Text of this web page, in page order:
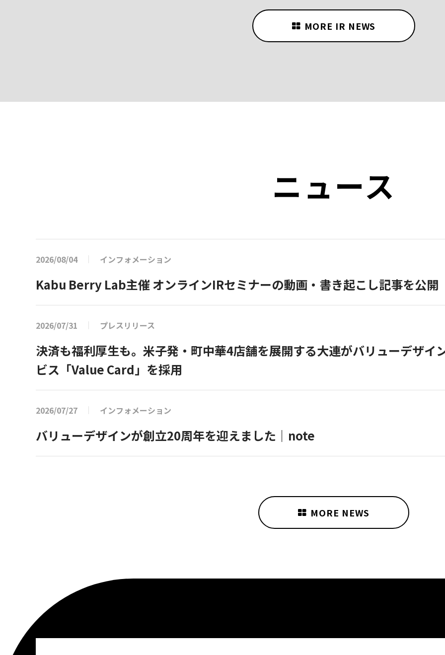
MORE IR NEWS
ニュース
2026/08/04 インフォメーション
Kabu Berry Lab主催 オンラインIRセミナーの動画・書き起こし記事を公
2026/07/31 プレスリリース
決済も福利厚生も。米子発・町中華4店舗を展開する大連がバリューデザイ
ビス「Value Card」を採用
2026/07/27 インフォメーション
バリューデザインが創立20周年を迎えました｜note
MORE NEWS